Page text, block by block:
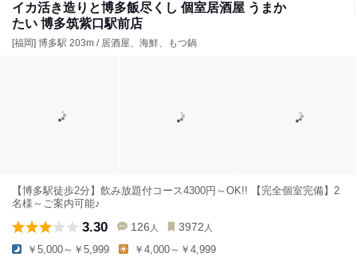
イカ活き造りと博多飯尽くし 個室居酒屋 うまか
たい 博多筑紫口駅前店
[福岡] 博多駅 203m / 居酒屋、海鮮、もつ鍋
【博多駅徒歩2分】飲み放題付コース4300円～OK!! 【完全個室完備】2
名様～ご案内可能♪
3.30 126 人 3972 人
￥5,000～￥5,999 ￥4,000～￥4,999